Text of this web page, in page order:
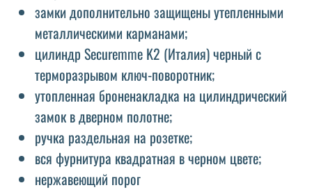
замки дополнительно защищены утепленными
металлическими карманами;
цилиндр Securemme K2 (Италия) черный с
терморазрывом ключ-поворотник;
утопленная броненакладка на цилиндрический
замок в дверном полотне;
ручка раздельная на розетке;
вся фурнитура квадратная в черном цвете;
нержавеющий порог